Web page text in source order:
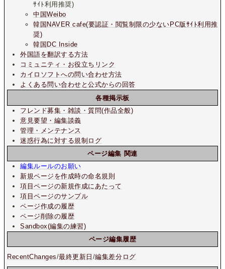
ｻｲﾄ利用推奨)
中国Weibo
韓国NAVER cafe(要認証・閲覧制限の少ないPC版ｻｲﾄ利用推
奨)
韓国DC Inside
外国語を翻訳する方法
コミュニティ・お役立ちリンク
カイロソフトへの問い合わせ方法
よくある問い合わせと公式からの回答
各種掲示板
フレンド募集・雑談・質問(作品全般)
意見要望・編集談義
管理・メンテナンス
迷惑行為に対する規制ログ
ページ編集 関連
編集ルールのお願い
新規ページを作成時の命名規則
項目ページの新規作成にあたって
項目ページのサンプル
ページ作成の履歴
ページ削除の履歴
Sandbox(編集の練習)
ページ編集履歴
RecentChanges/最終更新日 /編集差分ログ